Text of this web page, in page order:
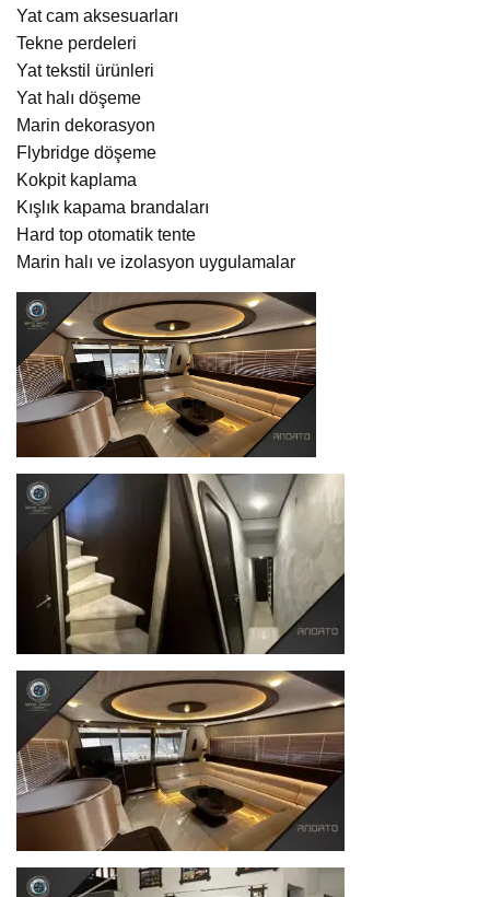
Yat cam aksesuarları
Tekne perdeleri
Yat tekstil ürünleri
Yat halı döşeme
Marin dekorasyon
Flybridge döşeme
Kokpit kaplama
Kışlık kapama brandaları
Hard top otomatik tente
Marin halı ve izolasyon uygulamalar